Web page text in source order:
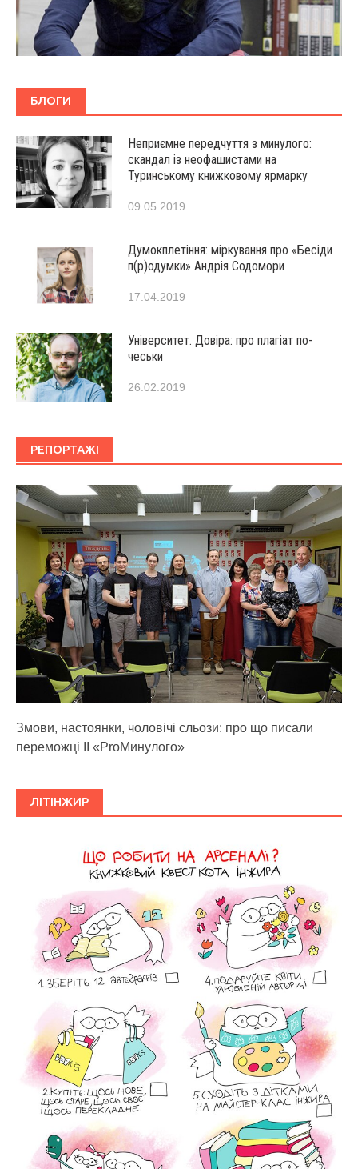
БЛОГИ
Неприємне передчуття з минулого:
скандал із неофашистами на
Туринському книжковому ярмарку
09.05.2019
Думокплетіння: міркування про «Бесіди
п(р)одумки» Андрія Содомори
17.04.2019
Університет. Довіра: про плагіат по-
чеськи
26.02.2019
РЕПОРТАЖІ
Змови, настоянки, чоловічі сльози: про що писали
переможці ІІ «ProМинулого»
ЛІТІНЖИР